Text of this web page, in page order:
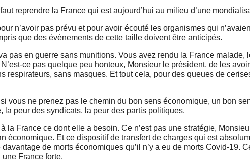
reprendre la France qui est aujourd’hui au milieu d’une
n’avoir pas prévu et pour avoir écouté les organismes qui
que des événements de cette taille doivent être anticipés.
pas en guerre sans munitions. Vous avez rendu la France malade,
ce pas quelque peu honteux, Monsieur le président, de les
respirateurs, sans masques. Et tout cela, pour des queues de
vous ne prenez pas le chemin du bon sens économique, un bon
peur des syndicats, la peur des partis politiques.
la France ce dont elle a besoin. Ce n’est pas une stratégie,
économique. Et ce dispositif de transfert de charges qui est
de morts économiques qu’il n’y a eu de morts Covid-19.
France forte.